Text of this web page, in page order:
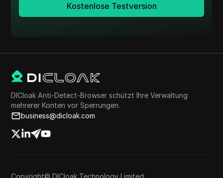
Kostenlose Testversion
DICloak Anti-Detect-Browser schützt Ihre Verwaltung
mehrerer Konten vor Sperrungen.
business@dicloak.com